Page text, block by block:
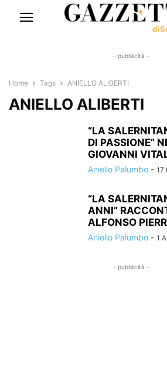
- pubblicità -
Home Tags ANIELLO ALIBERTI
ANIELLO ALIBERTI
“LA
DI PASSIONE”
GIOVANNI
Aniello Palumbo - 17
“LA
ANNI”
ALFONSO
Aniello Palumbo - 1
- pubblicità -